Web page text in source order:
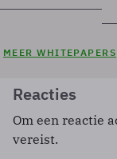
MEER WHITEPAPERS
Reacties
Om een reactie
vereist.